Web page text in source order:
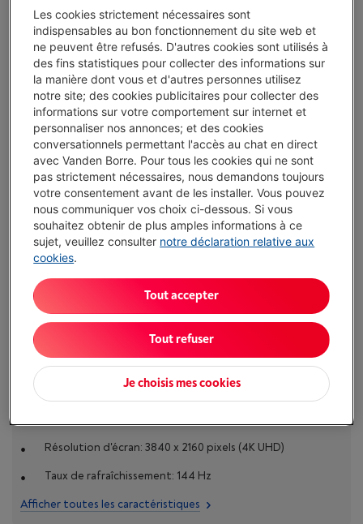
Protégez votre appareil avec nos services
5 ans de garantie avec Garantie Service Plus € 49,00
2 ans de garantie Toujours inclus
Livré demain-Voir le stock
€ 599,00
Ou 18 mensualités de € 34,96 -Plus d'infos
Taux débiteur 6,24%, Coût du crédit € 30,28
Moins de 10 en stock, commandez vite !
Comparer
Caractéristiques
Résolution d'écran: 3840 x 2160 pixels (4K UHD)
Taux de rafraîchissement: 144 Hz
Afficher toutes les caractéristiques
Les cookies strictement nécessaires sont
indispensables au bon fonctionnement du site web et
ne peuvent être refusés. D'autres cookies sont utilisés à
des fins statistiques pour collecter des informations sur
la manière dont vous et d'autres personnes utilisez
notre site; des cookies publicitaires pour collecter des
informations sur votre comportement sur internet et
personnaliser nos annonces; et des cookies
conversationnels permettant l'accès au chat en direct
avec Vanden Borre. Pour tous les cookies qui ne sont
pas strictement nécessaires, nous demandons toujours
votre consentement avant de les installer. Vous pouvez
nous communiquer vos choix ci-dessous. Si vous
souhaitez obtenir de plus amples informations à ce
sujet, veuillez consulter notre déclaration relative aux
cookies.
Je choisis mes cookies
Tout refuser
Tout accepter